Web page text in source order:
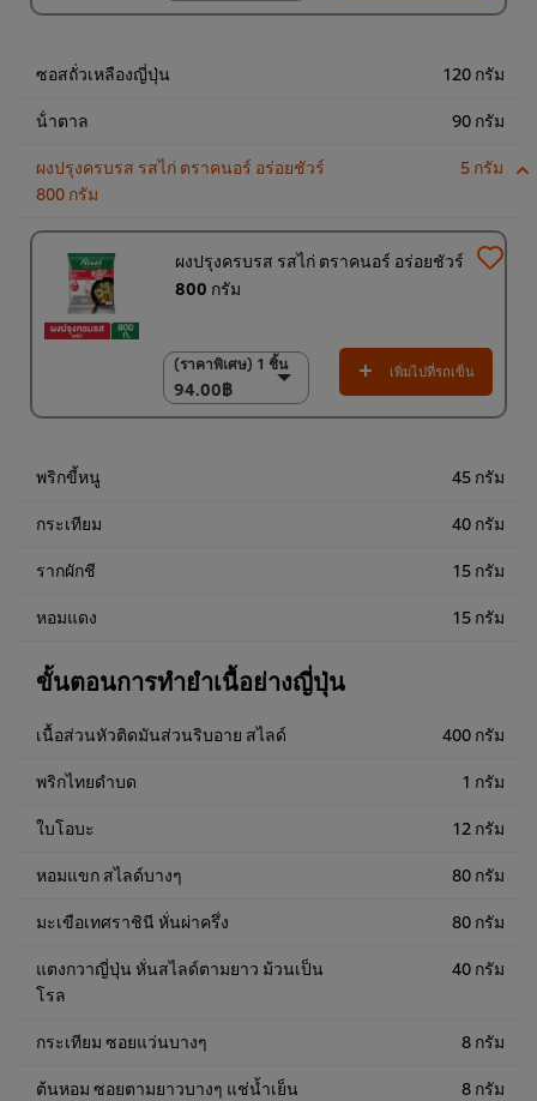
(ราคาพิเศษ) แพ็ค 15
ซอสถั่วเหลืองญี่ปุ่น 120 กรัม
น้ําตาล 90 กรัม
ผงปรุงครบรส รสไก่ ตราคนอร์ อร่อยชัวร์
800 กรัม
5 กรัม
ผงปรุงครบรส รสไก่ ตราคนอร์ อร่อยชัวร์
800 กรัม
(ราคาพิเศษ) 1 ชิ้น
94.00฿
(ราคาพิเศษ) 1 ชิ้น
94.00฿
(ราคาพิเศษ) แพ็ค 10
เพิ่มไปที่รถเข็น
พริกขี้หนู 45 กรัม
กระเทียม 40 กรัม
รากผักชี 15 กรัม
หอมแดง 15 กรัม
ขั้นตอนการทำยำเนื้อย่างญี่ปุ่น
เนื้อส่วนหัวติดมันส่วนริบอาย สไลด์ 400 กรัม
พริกไทยดำบด 1 กรัม
ใบโอบะ 12 กรัม
หอมแขก สไลด์บางๆ 80 กรัม
มะเขือเทศราชินี หั่นผ่าครึ่ง 80 กรัม
แตงกวาญี่ปุ่น หั่นสไลด์ตามยาว ม้วนเป็น
โรล
40 กรัม
กระเทียม ซอยแว่นบางๆ 8 กรัม
ต้นหอม ซอยตามยาวบางๆ แช่น้ำเย็น 8 กรัม